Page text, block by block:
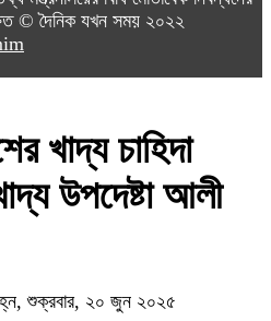
© দৈনিক যখন সময় ২০২২
খাদ্য চাহিদা
উপদেষ্টা আলী
শুক্রবার, ২০ জুন ২০২৫